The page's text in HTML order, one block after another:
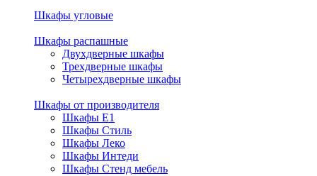
Шкафы угловые
Шкафы распашные
Двухдверные шкафы
Трехдверные шкафы
Четырехдверные шкафы
Шкафы от производителя
Шкафы E1
Шкафы Стиль
Шкафы Леко
Шкафы Интеди
Шкафы Стенд мебель